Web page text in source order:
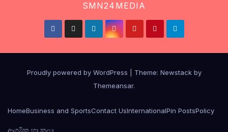
SMN24MEDIA
Proudly powered by WordPress Theme: Newstackby
Themeansar.
HomeBusiness and SportsContact UsInternationalPin PostsPolicy
ආගමික හා කලා